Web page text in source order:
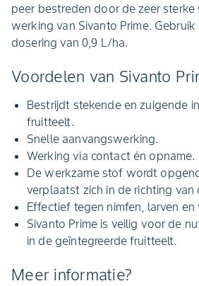
peer bestreden door de zeer sterke
werking van Sivanto Prime.
dosering van 0,9 L/ha.
Voordelen van Sivanto
Bestrijdt stekende en zuigende
fruitteelt.
Snelle aanvangswerking.
Werking via contact én opname.
De werkzame stof wordt
verplaatst zich in de richting van
Effectief tegen nimfen, larven
Sivanto Prime is veilig voor de
in de geïntegreerde fruitteelt.
Meer informatie?